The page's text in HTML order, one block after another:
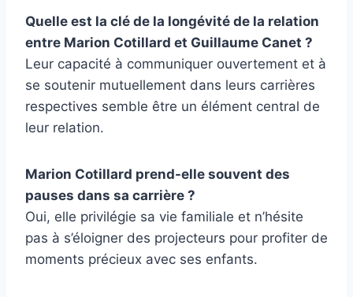
Quelle est la clé de la longévité de la relation
entre Marion Cotillard et Guillaume Canet ?
Leur capacité à communiquer ouvertement et à
se soutenir mutuellement dans leurs carrières
respectives semble être un élément central de
leur relation.
Marion Cotillard prend-elle souvent des
pauses dans sa carrière ?
Oui, elle privilégie sa vie familiale et n’hésite
pas à s’éloigner des projecteurs pour profiter de
moments précieux avec ses enfants.